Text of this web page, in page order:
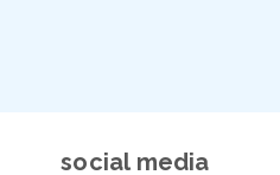
social media